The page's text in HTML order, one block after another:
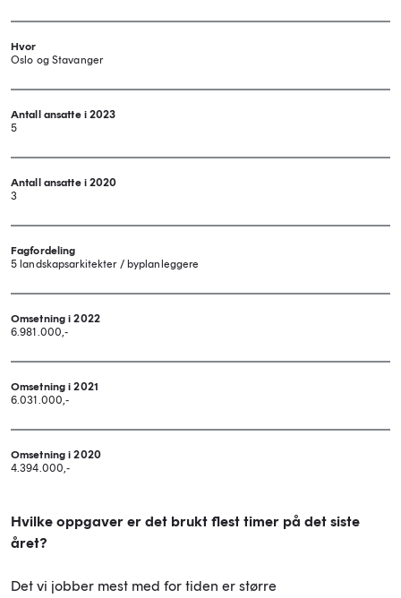
Hvor
Oslo og Stavanger
Antall ansatte i 2023
5
Antall ansatte i 2020
3
Fagfordeling
5 landskapsarkitekter / byplanleggere
Omsetning i 2022
6.981.000,-
Omsetning i 2021
6.031.000,-
Omsetning i 2020
4.394.000,-
Hvilke oppgaver er det brukt flest timer på det siste
året?
Det vi jobber mest med for tiden er større